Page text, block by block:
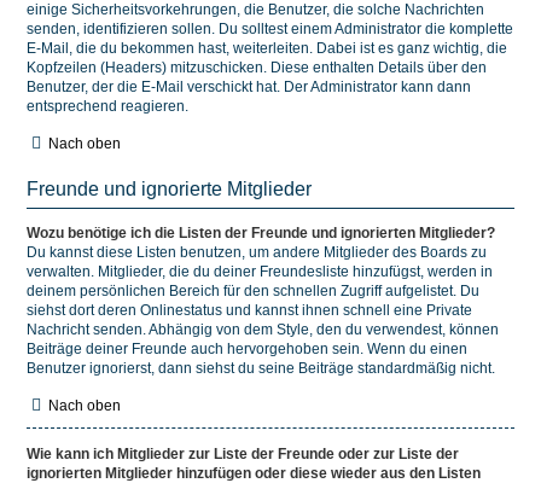
einige Sicherheitsvorkehrungen, die Benutzer, die solche Nachrichten
senden, identifizieren sollen. Du solltest einem Administrator die komplette
E-Mail, die du bekommen hast, weiterleiten. Dabei ist es ganz wichtig, die
Kopfzeilen (Headers) mitzuschicken. Diese enthalten Details über den
Benutzer, der die E-Mail verschickt hat. Der Administrator kann dann
entsprechend reagieren.
Nach oben
Freunde und ignorierte Mitglieder
Wozu benötige ich die Listen der Freunde und ignorierten Mitglieder?
Du kannst diese Listen benutzen, um andere Mitglieder des Boards zu
verwalten. Mitglieder, die du deiner Freundesliste hinzufügst, werden in
deinem persönlichen Bereich für den schnellen Zugriff aufgelistet. Du
siehst dort deren Onlinestatus und kannst ihnen schnell eine Private
Nachricht senden. Abhängig von dem Style, den du verwendest, können
Beiträge deiner Freunde auch hervorgehoben sein. Wenn du einen
Benutzer ignorierst, dann siehst du seine Beiträge standardmäßig nicht.
Nach oben
Wie kann ich Mitglieder zur Liste der Freunde oder zur Liste der
ignorierten Mitglieder hinzufügen oder diese wieder aus den Listen